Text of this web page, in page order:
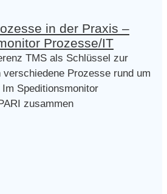
in der Praxis –
Prozesse/IT
TMS als Schlüssel zur
verschiedene Prozesse rund um
Speditionsmonitor
zusammen